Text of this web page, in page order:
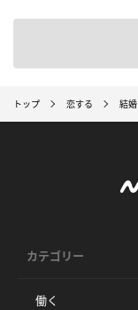
トップ 恋する 結婚
カテゴリー
働く